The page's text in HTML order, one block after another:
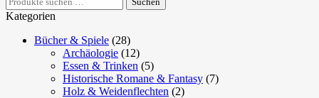
nach:
Kategorien
Bücher & Spiele (28)
Archäologie (12)
Essen & Trinken (5)
Historische Romane & Fantasy (7)
Holz & Weidenflechten (2)